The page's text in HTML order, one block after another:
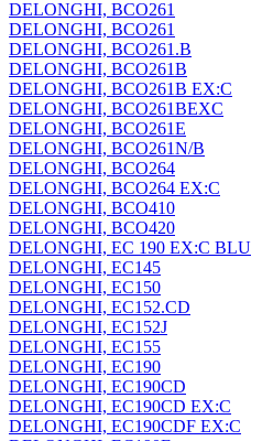
DELONGHI, BCO261
DELONGHI, BCO261
DELONGHI, BCO261.B
DELONGHI, BCO261B
DELONGHI, BCO261B EX:C
DELONGHI, BCO261BEXC
DELONGHI, BCO261E
DELONGHI, BCO261N/B
DELONGHI, BCO264
DELONGHI, BCO264 EX:C
DELONGHI, BCO410
DELONGHI, BCO420
DELONGHI, EC 190 EX:C BLU
DELONGHI, EC145
DELONGHI, EC150
DELONGHI, EC152.CD
DELONGHI, EC152J
DELONGHI, EC155
DELONGHI, EC190
DELONGHI, EC190CD
DELONGHI, EC190CD EX:C
DELONGHI, EC190CDF EX:C